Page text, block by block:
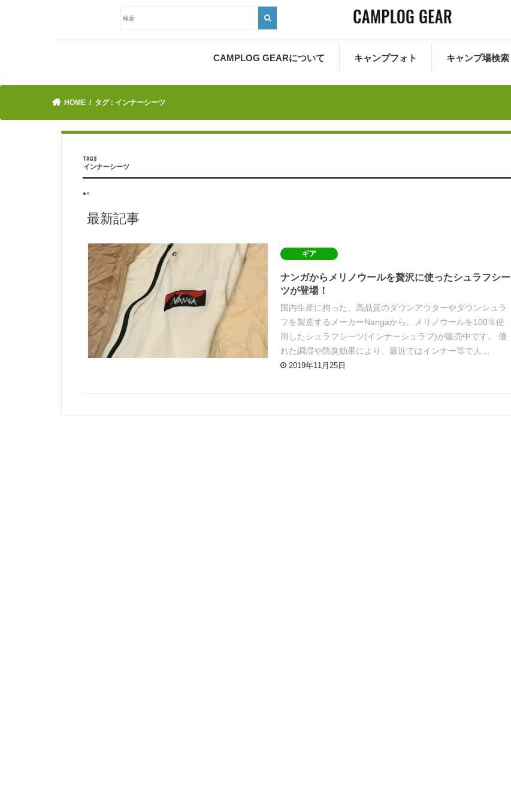
CAMPLOG GEARについて キャンプフォト キャンプ場検索
HOME タグ : インナーシーツ
インナーシーツ
●×
最新記事
ギア
ナンガからメリノウールを贅沢に使ったシュラフシー
ツが登場！
国内生産に拘った、高品質のダウンアウターやダウンシュラ
フを製造するメーカーNangaから、メリノウールを100％使
用したシュラフシーツ(インナーシュラフ)が販売中です。 優
れた調湿や防臭効果により、最近ではインナー等で人…
2019年11月25日